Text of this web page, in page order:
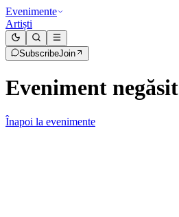
Evenimente
Artiști
SubscribeJoin
Eveniment negăsit
Înapoi la evenimente